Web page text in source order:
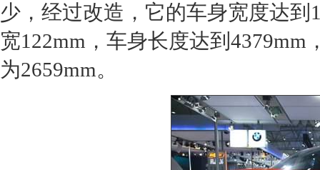
少，经过改造，它的车身宽度达到
宽122mm，车身长度达到4379mm
为2659mm。